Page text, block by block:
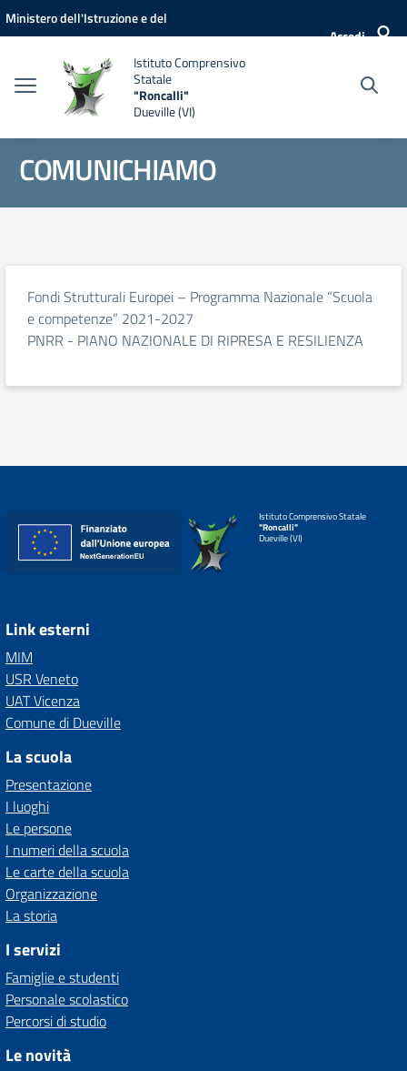
Vai ai contenuti
Vai al menu di navigazione
Vai al footer
Ministero dell'Istruzione e del
Accedi
Istituto Comprensivo
Statale
"Roncalli"
Dueville (VI)
COMUNICHIAMO
Fondi Strutturali Europei – Programma Nazionale “Scuola
e competenze” 2021-2027
PNRR - PIANO NAZIONALE DI RIPRESA E RESILIENZA
Istituto Comprensivo Statale
"Roncalli"
Dueville (VI)
Link esterni
MIM
USR Veneto
UAT Vicenza
Comune di Dueville
La scuola
Presentazione
I luoghi
Le persone
I numeri della scuola
Le carte della scuola
Organizzazione
La storia
I servizi
Famiglie e studenti
Personale scolastico
Percorsi di studio
Le novità